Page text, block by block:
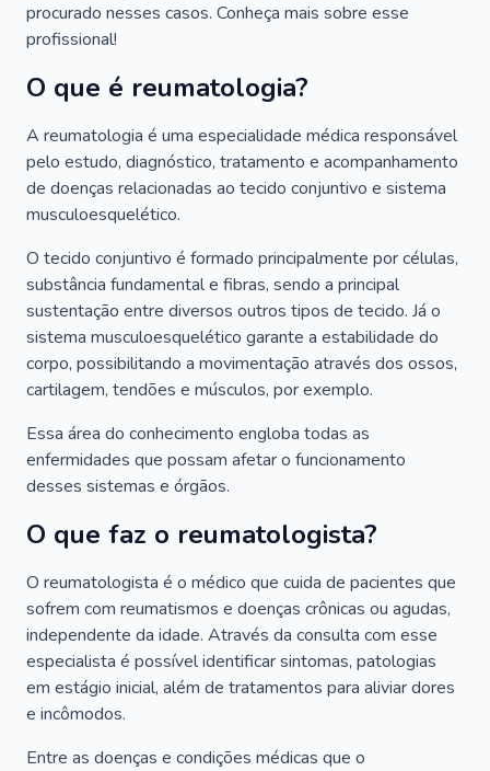
procurado nesses casos. Conheça mais sobre esse
profissional!
O que é reumatologia?
A reumatologia é uma especialidade médica responsável
pelo estudo, diagnóstico, tratamento e acompanhamento
de doenças relacionadas ao tecido conjuntivo e sistema
musculoesquelético.
O tecido conjuntivo é formado principalmente por células,
substância fundamental e fibras, sendo a principal
sustentação entre diversos outros tipos de tecido. Já o
sistema musculoesquelético garante a estabilidade do
corpo, possibilitando a movimentação através dos ossos,
cartilagem, tendões e músculos, por exemplo.
Essa área do conhecimento engloba todas as
enfermidades que possam afetar o funcionamento
desses sistemas e órgãos.
O que faz o reumatologista?
O reumatologista é o médico que cuida de pacientes que
sofrem com reumatismos e doenças crônicas ou agudas,
independente da idade. Através da consulta com esse
especialista é possível identificar sintomas, patologias
em estágio inicial, além de tratamentos para aliviar dores
e incômodos.
Entre as doenças e condições médicas que o